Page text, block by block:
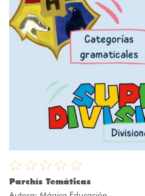
Parchís Temáticas